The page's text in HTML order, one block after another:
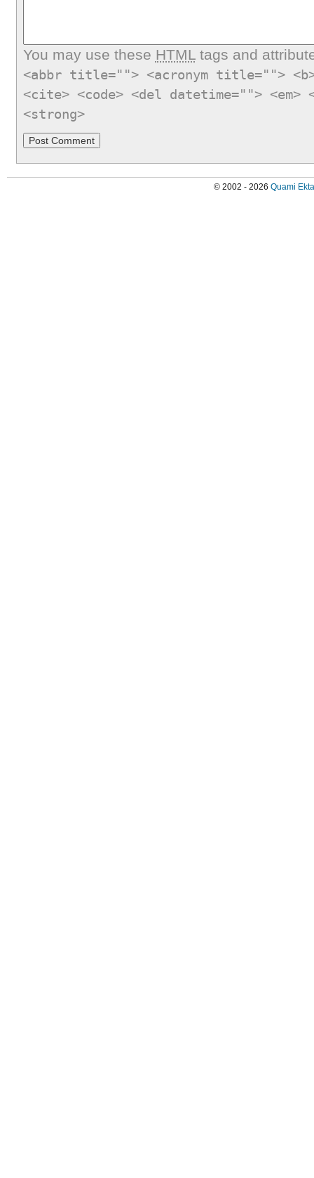
You may use these HTMLtags and
<abbr title=""> <acronym title="">
<cite> <code> <del datetime="">
<strong>
© 2002 - 2026 Quami